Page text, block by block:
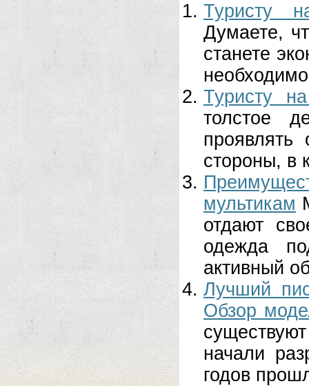
Туристу
Думаете,
станете
Туристу
толстое
проявлять
стороны, в
мультикам
отдают
одежда
активный
Лучший
Обзор
начали
годов